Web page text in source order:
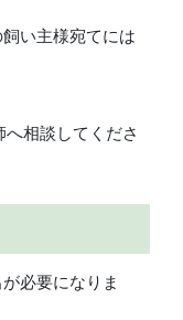
い主様宛てには
相談してくださ
必要になりま